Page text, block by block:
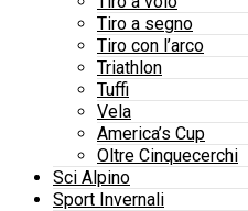
Tiro a segno
Tiro con l’arco
Triathlon
Tuffi
Vela
America’s Cup
Oltre Cinquecerchi
Sci Alpino
Sport Invernali